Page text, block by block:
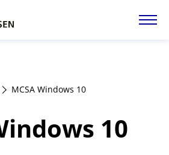
MCSA Windows 10
10